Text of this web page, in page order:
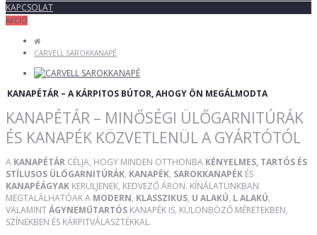
KAPCSOLAT
AKCIÓ
CARVELL SAROKKANAPÉ
KANAPÉTÁR – A KÁRPITOS BÚTOR, AHOGY ÖN MEGÁLMODTA
KANAPÉTÁR – MINŐSÉGI ÜLŐGARNITÚRÁK
ÉS KANAPÉK KÖZVETLENÜL A GYÁRTÓTÓL
A KANAPÉTÁR CÉLJA, HOGY MINDEN OTTHONBA KÉNYELMES, TARTÓS ÉS
STÍLUSOS ÜLŐGARNITÚRÁK, KANAPÉK, SAROKKANAPÉK ÉS
KANAPÉÁGYAK KERÜLJENEK, KEDVEZŐ ÁRON. KÍNÁLATUNKBAN
MEGTALÁLHATÓAK A MODERN, KLASSZIKUS, U ALAKÚ, L ALAKÚ,
VALAMINTÁGYNEMŰTARTÓS KANAPÉK IS, KÜLÖNBÖZŐ MÉRETEKBEN,
SZÍNEKBEN ÉS KÁRPITVÁLASZTÉKKAL.